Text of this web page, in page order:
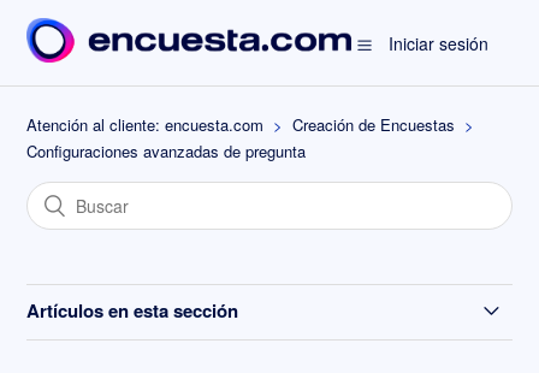
Iniciar sesión
Atención al cliente: encuesta.com
Creación de Encuestas
Configuraciones avanzadas de pregunta
Artículos en esta sección